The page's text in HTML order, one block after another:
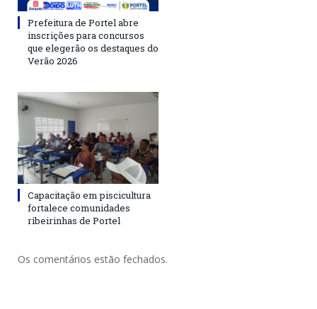
Prefeitura de Portel abre
inscrições para concursos
que elegerão os destaques do
Verão 2026
Capacitação em piscicultura
fortalece comunidades
ribeirinhas de Portel
Os comentários estão fechados.